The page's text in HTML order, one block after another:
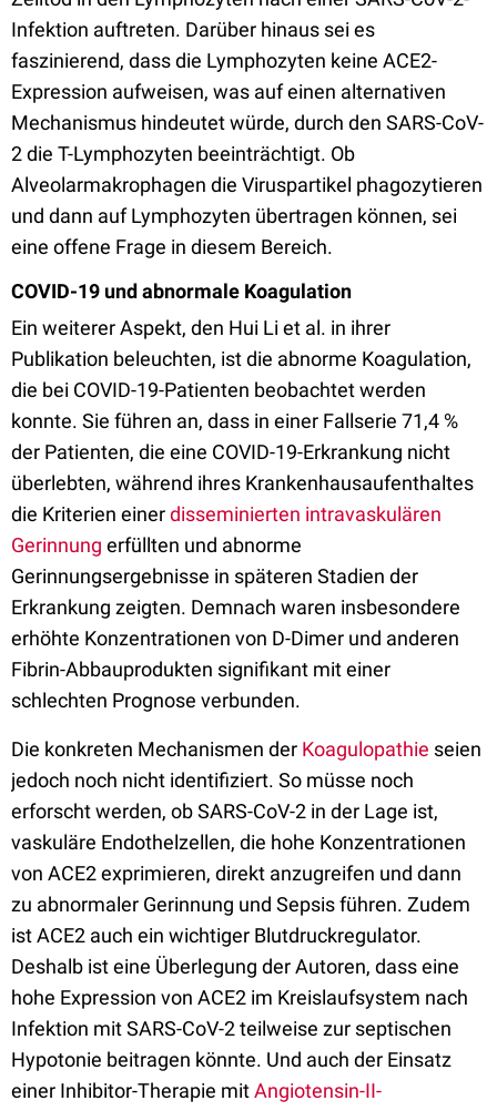
Infektion auftreten. Darüber hinaus sei es
faszinierend, dass die Lymphozyten keine ACE2-
Expression aufweisen, was auf einen alternativen
Mechanismus hindeutet würde, durch den SARS-CoV-
2 die T-Lymphozyten beeinträchtigt. Ob
Alveolarmakrophagen die Viruspartikel phagozytieren
und dann auf Lymphozyten übertragen können, sei
eine offene Frage in diesem Bereich.
COVID-19 und abnormale Koagulation
Ein weiterer Aspekt, den Hui Li et al. in ihrer
Publikation beleuchten, ist die abnorme Koagulation,
die bei COVID-19-Patienten beobachtet werden
konnte. Sie führen an, dass in einer Fallserie 71,4 %
der Patienten, die eine COVID-19-Erkrankung nicht
überlebten, während ihres Krankenhausaufenthaltes
die Kriterien einerdisseminierten intravaskulären
Gerinnung erfüllten und abnorme
Gerinnungsergebnisse in späteren Stadien der
Erkrankung zeigten. Demnach waren insbesondere
erhöhte Konzentrationen von D-Dimer und anderen
Fibrin-Abbauprodukten signifikant mit einer
schlechten Prognose verbunden.
Die konkreten Mechanismen der Koagulopathie seien
jedoch noch nicht identifiziert. So müsse noch
erforscht werden, ob SARS-CoV-2 in der Lage ist,
vaskuläre Endothelzellen, die hohe Konzentrationen
von ACE2 exprimieren, direkt anzugreifen und dann
zu abnormaler Gerinnung und Sepsis führen. Zudem
ist ACE2 auch ein wichtiger Blutdruckregulator.
Deshalb ist eine Überlegung der Autoren, dass eine
hohe Expression von ACE2 im Kreislaufsystem nach
Infektion mit SARS-CoV-2 teilweise zur septischen
Hypotonie beitragen könnte. Und auch der Einsatz
einer Inhibitor-Therapie mitAngiotensin-II-